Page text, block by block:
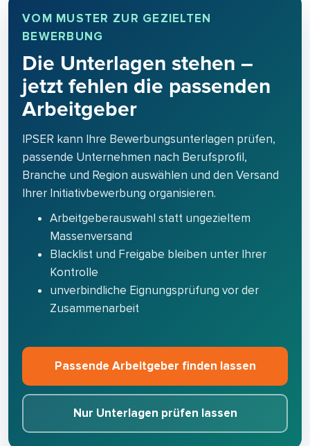
VOM MUSTER ZUR GEZIELTEN
BEWERBUNG
Die Unterlagen stehen –
jetzt fehlen die passenden
Arbeitgeber
IPSER kann Ihre Bewerbungsunterlagen prüfen,
passende Unternehmen nach Berufsprofil,
Branche und Region auswählen und den Versand
Ihrer Initiativbewerbung organisieren.
Arbeitgeberauswahl statt ungezieltem
Massenversand
Blacklist und Freigabe bleiben unter Ihrer
Kontrolle
unverbindliche Eignungsprüfung vor der
Zusammenarbeit
Passende Arbeitgeber finden lassen
Nur Unterlagen prüfen lassen